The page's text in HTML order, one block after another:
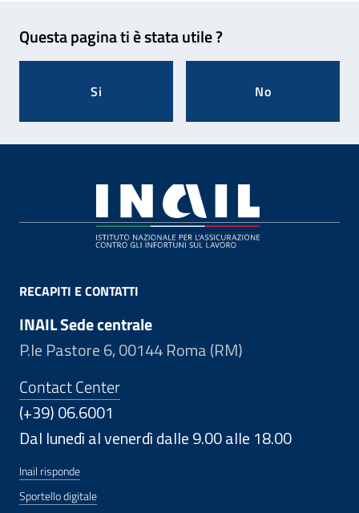
Questa pagina ti è stata utile ?
Si No
RECAPITI E CONTATTI
INAIL Sede centrale
P.le Pastore 6, 00144 Roma (RM)
Contact Center
(+39) 06.6001
Dal lunedì al venerdì dalle 9.00 alle 18.00
Inail risponde
Sportello digitale